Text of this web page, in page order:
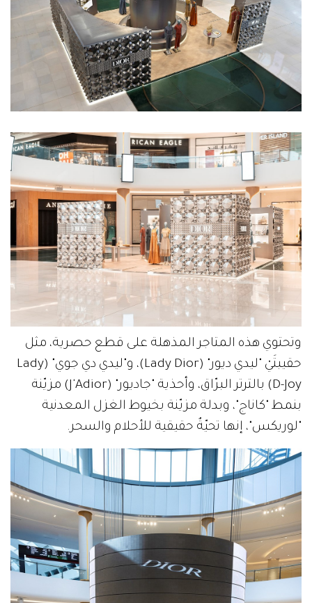
وتحتوي هذه المتاجر المذهلة على قطع حصرية، مثل
حقيبتَيْ "ليدي ديور" (Lady Dior)، و"ليدي دي جوي" (Lady
D-Joy) بالترتر البرّاق، وأحذية "جاديور" (J'Adior) مزيّنة
بنمط "كاناج"، وبدلة مزيّنة بخيوط الغزل المعدنية
"لوريكس"، إنها تحيّةٌ حقيقية للأحلام والسحر.